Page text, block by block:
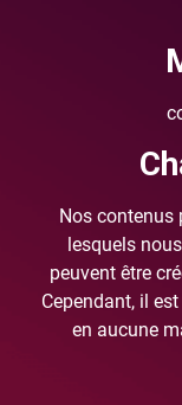
Nos contenus
lesquels
peuvent être
Cependant, il
en aucune